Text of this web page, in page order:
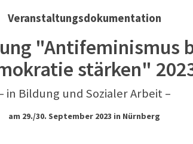
Veranstaltungsdokumentation
"Antifeminismus
stärken"
in Bildung und Sozialer Arbeit –
am 29./30. September 2023 in Nürnberg